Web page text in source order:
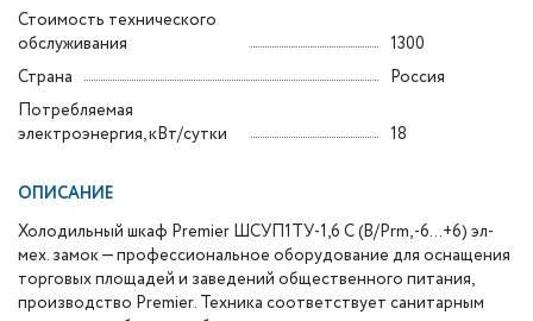
Стоимость технического
обслуживания
1300
Страна
Россия
Потребляемая
электроэнергия, кВт/сутки
18
ОПИСАНИЕ
Холодильный шкаф Premier ШСУП1ТУ-1,6 С (В/Prm, -6…+6) эл-
мех. замок — профессиональное оборудование для оснащения
торговых площадей и заведений общественного питания,
производство Premier. Техника соответствует санитарным